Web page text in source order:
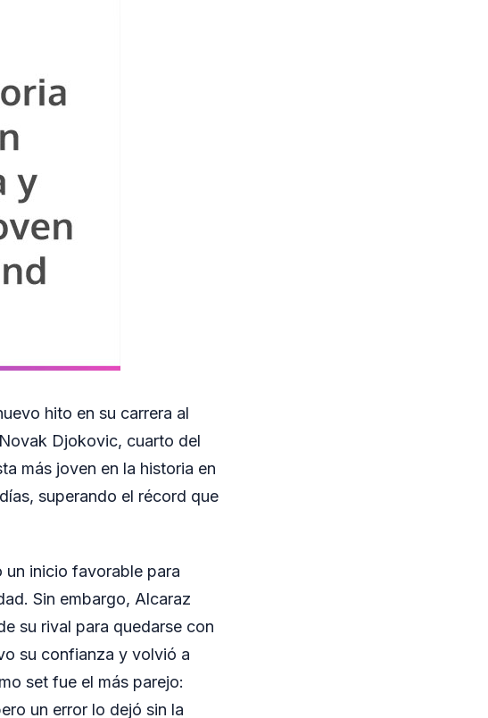
hito en su carrera al
Djokovic, cuarto del
más joven en la historia en
superando el récord que
un inicio favorable para
Sin embargo, Alcaraz
su rival para quedarse con
su confianza y volvió a
set fue el más parejo:
un error lo dejó sin la